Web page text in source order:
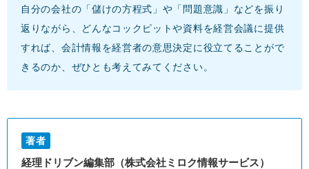
自分の会社の「儲けの方程式」や「問題意識」などを振り
返りながら、どんなコックピットや資料を経営会議に提供
すれば、会計情報を経営者の意思決定に役立てることがで
きるのか、ぜひとも考えてみてください。
著者
経理ドリブン編集部（株式会社ミロク情報サービス）